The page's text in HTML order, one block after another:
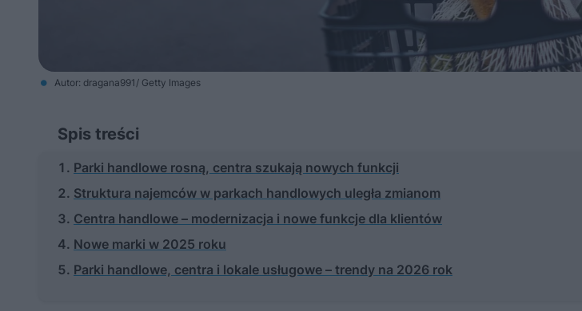
Autor: dragana991/ Getty Images
Spis treści
Parki handlowe rosną, centra szukają nowych funkcji
Struktura najemców w parkach handlowych uległa zmianom
Centra handlowe – modernizacja i nowe funkcje dla klientów
Nowe marki w 2025 roku
Parki handlowe, centra i lokale usługowe – trendy na 2026 rok